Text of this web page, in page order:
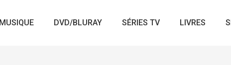
MUSIQUE DVD/BLURAY SÉRIES TV LIVRES